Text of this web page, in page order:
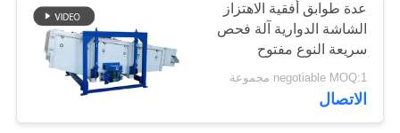
SITEMAP
PRIVACY
POLICYآلة فحص بهلوان
62
عدة طوابق أفقية الاهتزاز
الشاشة الدوارية آلة فحص
سريعة النوع مفتوح
negotiable MOQ:1 مجموعة
الاتصال